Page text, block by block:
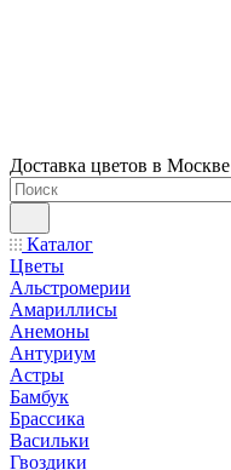
Доставка цветов в Москве
Каталог
Цветы
Альстромерии
Амариллисы
Анемоны
Антуриум
Астры
Бамбук
Брассика
Васильки
Гвоздики